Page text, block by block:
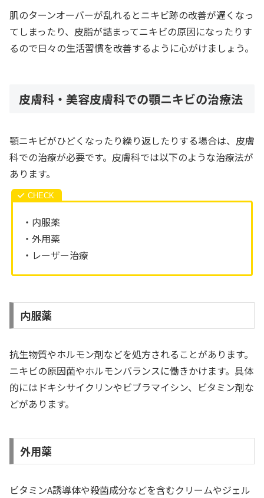
肌のターンオーバーが乱れるとニキビ跡の改善が遅くなっ
てしまったり、皮脂が詰まってニキビの原因になったりす
るので日々の生活習慣を改善するように心がけましょう。
皮膚科・美容皮膚科での顎ニキビの治療法
顎ニキビがひどくなったり繰り返したりする場合は、皮膚
科での治療が必要です。皮膚科では以下のような治療法が
あります。
・内服薬
・外用薬
・レーザー治療
内服薬
抗生物質やホルモン剤などを処方されることがあります。
ニキビの原因菌やホルモンバランスに働きかけます。具体
的にはドキシサイクリンやビブラマイシン、ビタミン剤な
どがあります。
外用薬
ビタミンA誘導体や殺菌成分などを含むクリームやジェル